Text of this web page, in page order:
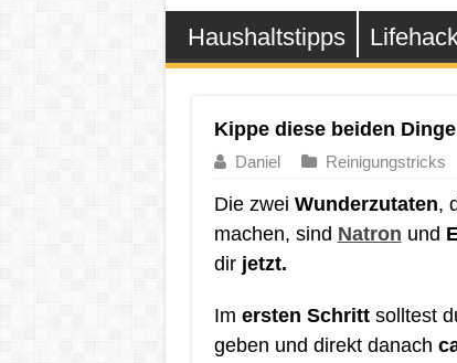
Haushaltstipps
Kippe diese beiden
Daniel Reinigungstricks
Die zwei Wunderzutaten,
machen, sind Natron und
dir jetzt.
Im ersten Schrittsolltest
geben und direkt danach